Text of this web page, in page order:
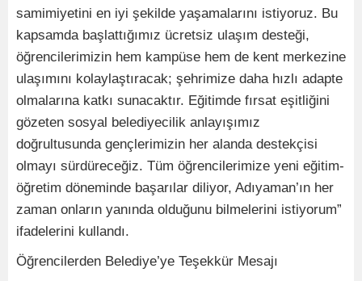
samimiyetini en iyi şekilde yaşamalarını istiyoruz. Bu
kapsamda başlattığımız ücretsiz ulaşım desteği,
öğrencilerimizin hem kampüse hem de kent merkezine
ulaşımını kolaylaştıracak; şehrimize daha hızlı adapte
olmalarına katkı sunacaktır. Eğitimde fırsat eşitliğini
gözeten sosyal belediyecilik anlayışımız
doğrultusunda gençlerimizin her alanda destekçisi
olmayı sürdüreceğiz. Tüm öğrencilerimize yeni eğitim-
öğretim döneminde başarılar diliyor, Adıyaman’ın her
zaman onların yanında olduğunu bilmelerini istiyorum”
ifadelerini kullandı.
Öğrencilerden Belediye’ye Teşekkür Mesajı